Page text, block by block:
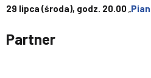
29 lipca (środa), godz. 20.00„
Partner